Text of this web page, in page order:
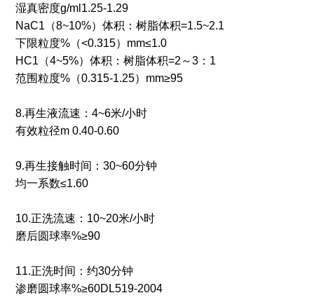
湿真密度g/ml1.25-1.29
NaC1（8~10%）体积：树脂体积=1.5~2.1
下限粒度%（<0.315）mm≤1.0
HC1（4~5%）体积：树脂体积=2～3：1
范围粒度%（0.315-1.25）mm≥95
8.再生液流速：4~6米/小时
有效粒径m 0.40-0.60
9.再生接触时间：30~60分钟
均一系数≤1.60
10.正洗流速：10~20米/小时
磨后圆球率%≥90
11.正洗时间：约30分钟
渗磨圆球率%≥60DL519-2004